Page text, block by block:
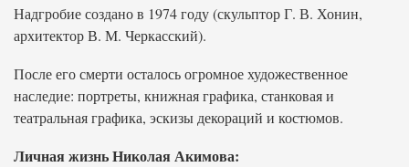
Надгробие создано в 1974 году (скульптор Г. В. Хонин,
архитектор В. М. Черкасский).
После его смерти осталось огромное художественное
наследие: портреты, книжная графика, станковая и
театральная графика, эскизы декораций и костюмов.
Личная жизнь Николая Акимова: